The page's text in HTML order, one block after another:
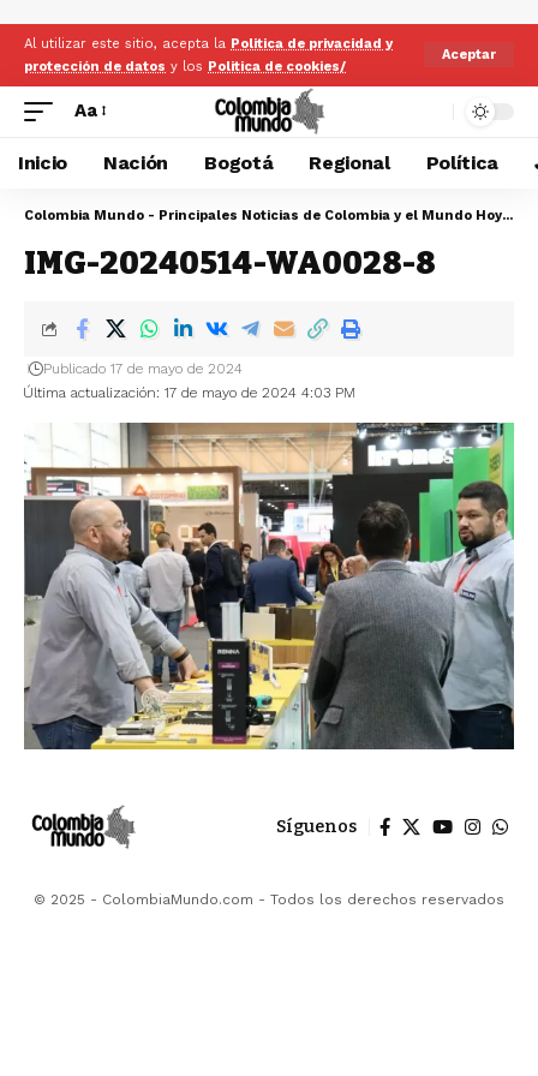
Al utilizar este sitio, acepta la Politica de privacidad y
protección de datos y los Politica de cookies/
Aceptar
Aa
Inicio Nación Bogotá Regional Política
Colombia Mundo - Principales Noticias de Colombia y el Mundo Hoy
>
IMG-20240514-WA0028-8
Última actualización: 17 de mayo de 2024 4:03 PM
Publicado 17 de mayo de 2024
Síguenos
© 2025 - ColombiaMundo.com - Todos los derechos reservados